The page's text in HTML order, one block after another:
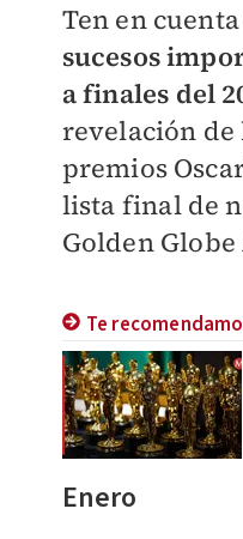
Ten en
sucesos
a finales del
revelación de
premios
lista final de
Golden Globe
Te
Enero